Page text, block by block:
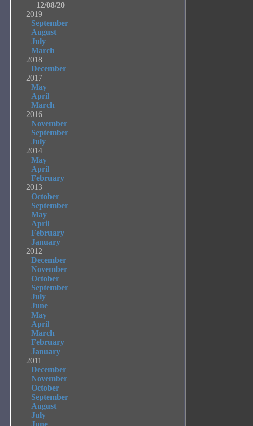
12/08/20
2019
September
August
July
March
2018
December
2017
May
April
March
2016
November
September
July
2014
May
April
February
2013
October
September
May
April
February
January
2012
December
November
October
September
July
June
May
April
March
February
January
2011
December
November
October
September
August
July
June